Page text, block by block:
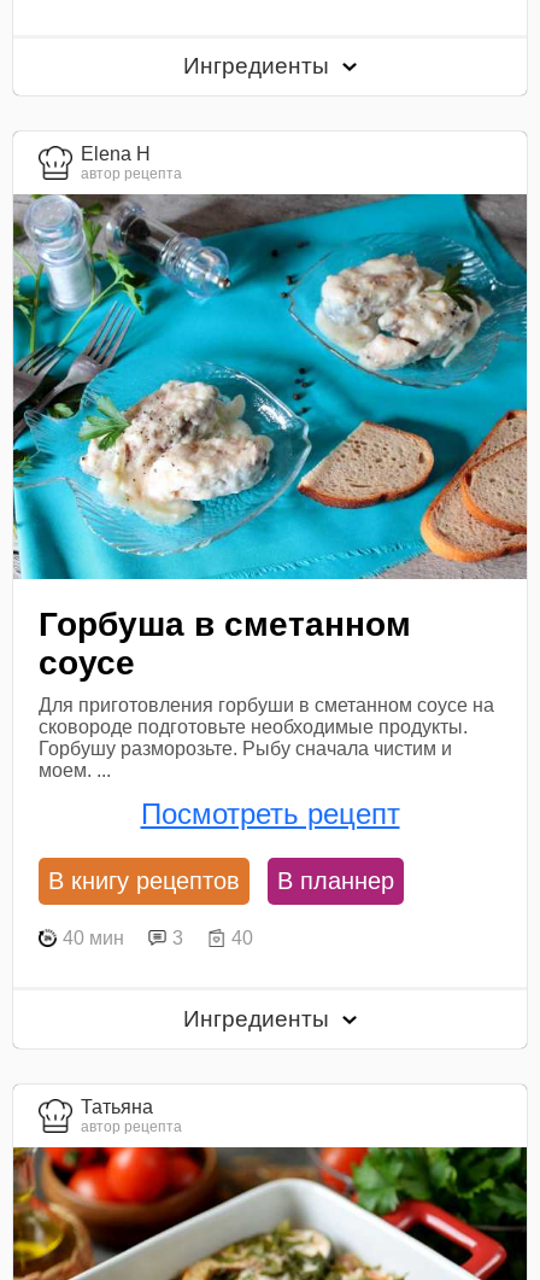
Ингредиенты
Elena H
автор рецепта
Горбуша в сметанном
соусе
Для приготовления горбуши в сметанном соусе на
сковороде подготовьте необходимые продукты.
Горбушу разморозьте. Рыбу сначала чистим и
моем. ...
Посмотреть рецепт
В книгу рецептов В планнер
40 мин 3 40
Ингредиенты
Татьяна
автор рецепта